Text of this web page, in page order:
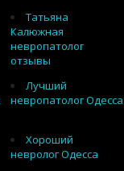
Татьяна
Калюжная
невропатолог
отзывы
Лучший
невропатолог Одесса
Хороший
невролог Одесса